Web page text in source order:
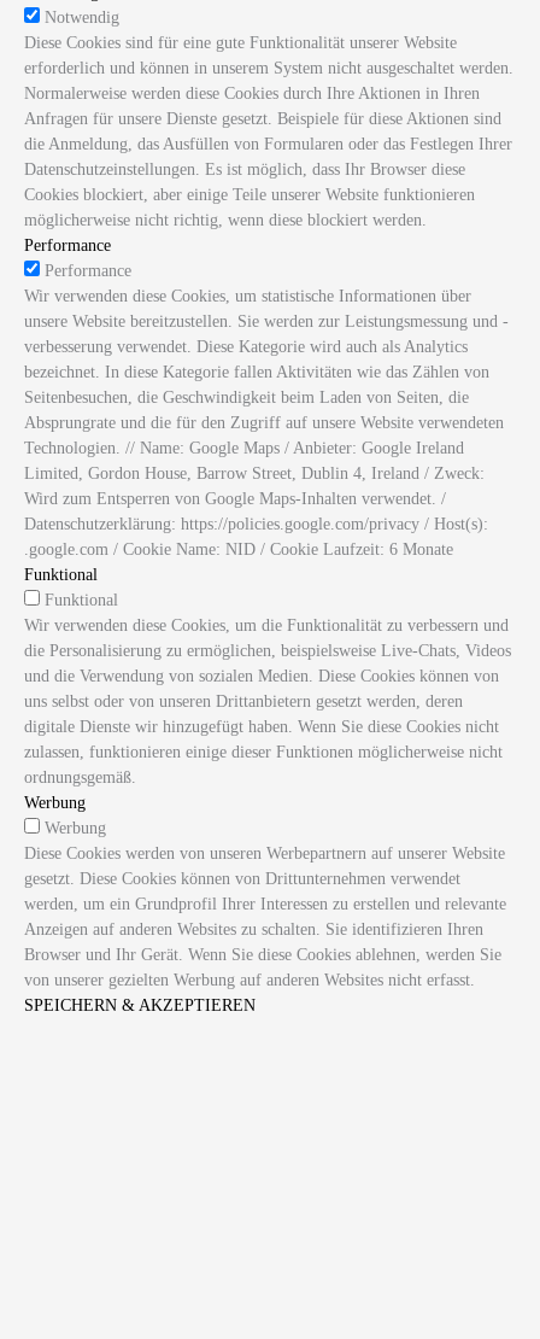
Notwendig
Diese Cookies sind für eine gute Funktionalität unserer Website
erforderlich und können in unserem System nicht ausgeschaltet werden.
Normalerweise werden diese Cookies durch Ihre Aktionen in Ihren
Anfragen für unsere Dienste gesetzt. Beispiele für diese Aktionen sind
die Anmeldung, das Ausfüllen von Formularen oder das Festlegen Ihrer
Datenschutzeinstellungen. Es ist möglich, dass Ihr Browser diese
Cookies blockiert, aber einige Teile unserer Website funktionieren
möglicherweise nicht richtig, wenn diese blockiert werden.
Performance
Performance
Wir verwenden diese Cookies, um statistische Informationen über
unsere Website bereitzustellen. Sie werden zur Leistungsmessung und -
verbesserung verwendet. Diese Kategorie wird auch als Analytics
bezeichnet. In diese Kategorie fallen Aktivitäten wie das Zählen von
Seitenbesuchen, die Geschwindigkeit beim Laden von Seiten, die
Absprungrate und die für den Zugriff auf unsere Website verwendeten
Technologien. // Name: Google Maps / Anbieter: Google Ireland
Limited, Gordon House, Barrow Street, Dublin 4, Ireland / Zweck:
Wird zum Entsperren von Google Maps-Inhalten verwendet. /
Datenschutzerklärung: https://policies.google.com/privacy / Host(s):
.google.com / Cookie Name: NID / Cookie Laufzeit: 6 Monate
Funktional
Funktional
Wir verwenden diese Cookies, um die Funktionalität zu verbessern und
die Personalisierung zu ermöglichen, beispielsweise Live-Chats, Videos
und die Verwendung von sozialen Medien. Diese Cookies können von
uns selbst oder von unseren Drittanbietern gesetzt werden, deren
digitale Dienste wir hinzugefügt haben. Wenn Sie diese Cookies nicht
zulassen, funktionieren einige dieser Funktionen möglicherweise nicht
ordnungsgemäß.
Werbung
Werbung
Diese Cookies werden von unseren Werbepartnern auf unserer Website
gesetzt. Diese Cookies können von Drittunternehmen verwendet
werden, um ein Grundprofil Ihrer Interessen zu erstellen und relevante
Anzeigen auf anderen Websites zu schalten. Sie identifizieren Ihren
Browser und Ihr Gerät. Wenn Sie diese Cookies ablehnen, werden Sie
von unserer gezielten Werbung auf anderen Websites nicht erfasst.
SPEICHERN & AKZEPTIEREN